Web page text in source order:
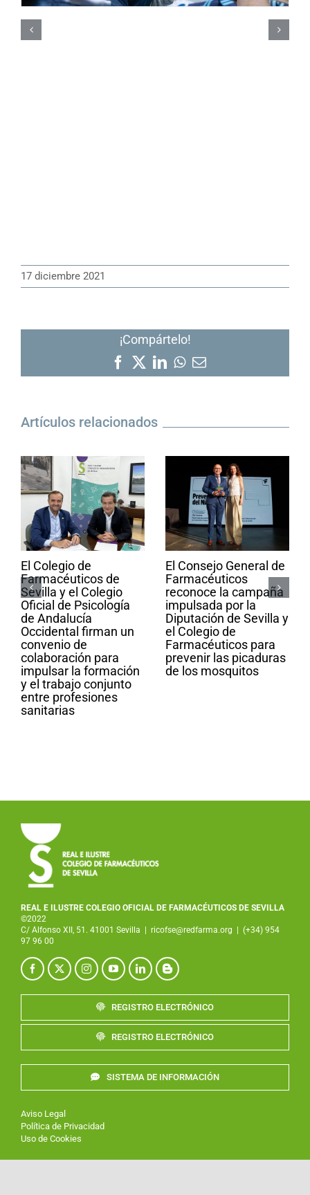
17 diciembre 2021
¡Compártelo!
Facebook
X LinkedIn
WhatsApp
Correo
electrónico
Artículos relacionados
El Colegio de
Farmacéuticos de
Sevilla y el Colegio
Oficial de Psicología
de Andalucía
Occidental firman un
convenio de
colaboración para
impulsar la formación
y el trabajo conjunto
entre profesiones
sanitarias
El Consejo General de
Farmacéuticos
reconoce la campaña
impulsada por la
Diputación de Sevilla y
el Colegio de
Farmacéuticos para
prevenir las picaduras
de los mosquitos
REAL E ILUSTRE COLEGIO OFICIAL DE FARMACÉUTICOS DE SEVILLA
©2022
C/ Alfonso XII, 51. 41001 Sevilla | ricofse@redfarma.org | (+34) 954
97 96 00
REGISTRO ELECTRÓNICO
REGISTRO ELECTRÓNICO
SISTEMA DE INFORMACIÓN
Aviso Legal
Política de Privacidad
Uso de Cookies